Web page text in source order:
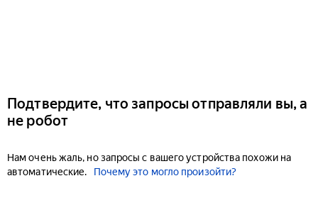
Подтвердите, что запросы отправляли вы, а
не робот
Нам очень жаль, но запросы с вашего устройства похожи на
автоматические.
Почему это могло произойти?